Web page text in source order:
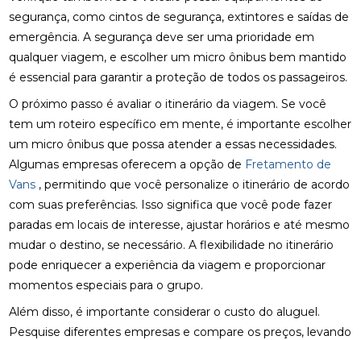
segurança, como cintos de segurança, extintores e saídas de
emergência. A segurança deve ser uma prioridade em
qualquer viagem, e escolher um micro ônibus bem mantido
é essencial para garantir a proteção de todos os passageiros.
O próximo passo é avaliar o itinerário da viagem. Se você
tem um roteiro específico em mente, é importante escolher
um micro ônibus que possa atender a essas necessidades.
Algumas empresas oferecem a opção de Fretamento de
Vans , permitindo que você personalize o itinerário de acordo
com suas preferências. Isso significa que você pode fazer
paradas em locais de interesse, ajustar horários e até mesmo
mudar o destino, se necessário. A flexibilidade no itinerário
pode enriquecer a experiência da viagem e proporcionar
momentos especiais para o grupo.
Além disso, é importante considerar o custo do aluguel.
Pesquise diferentes empresas e compare os preços, levando